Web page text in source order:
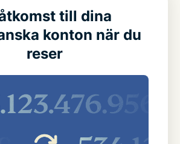
till dina
konton när du
reser